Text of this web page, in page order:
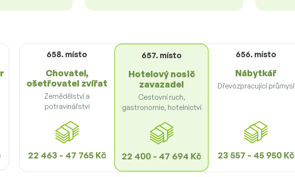
658. místo
Chovatel,
ošetřovatel zvířat
Zemědělství a
potravinářství
22 463 - 47 765 Kč
657. místo
Hotelový nosič
zavazadel
Cestovní ruch,
gastronomie, hotelnictví
22 400 - 47 694 Kč
656. místo
Nábytkář
Dřevozpracující průmysl
23 557 - 45 950 Kč